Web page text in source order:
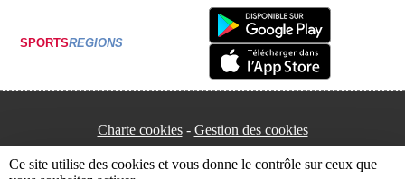
SPORTSREGIONS
Charte cookies Gestion des cookies
Ce site utilise des cookies et vous donne le contrôle sur ceux que